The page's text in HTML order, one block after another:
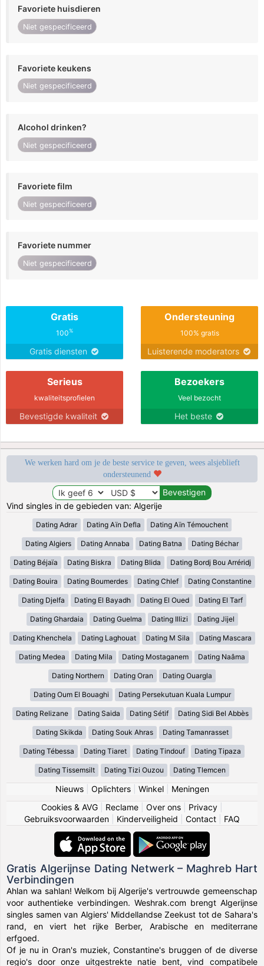
Favoriete huisdieren
Niet gespecificeerd
Favoriete keukens
Niet gespecificeerd
Alcohol drinken?
Niet gespecificeerd
Favoriete film
Niet gespecificeerd
Favoriete nummer
Niet gespecificeerd
Gratis
100%
Gratis diensten
Ondersteuning
100% gratis
Luisterende moderators
Serieus
kwaliteitsprofielen
Bevestigde kwaliteit
Bezoekers
Veel bezocht
Het beste
We werken hard om je de beste service te geven, wees alsjeblieft
ondersteunend
Vind singles in de gebieden van: Algerije
Dating Adrar Dating Aïn Defla Dating Aïn Témouchent
Dating Algiers Dating Annaba Dating Batna Dating Béchar
Dating Béjaïa Dating Biskra Dating Blida Dating Bordj Bou Arréridj
Dating Bouira Dating Boumerdes Dating Chlef Dating Constantine
Dating Djelfa Dating El Bayadh Dating El Oued Dating El Tarf
Dating Ghardaia Dating Guelma Dating Illizi Dating Jijel
Dating Khenchela Dating Laghouat Dating M Sila Dating Mascara
Dating Medea Dating Mila Dating Mostaganem Dating Naâma
Dating Northern Dating Oran Dating Ouargla
Dating Oum El Bouaghi Dating Persekutuan Kuala Lumpur
Dating Relizane Dating Saida Dating Sétif Dating Sidi Bel Abbès
Dating Skikda Dating Souk Ahras Dating Tamanrasset
Dating Tébessa Dating Tiaret Dating Tindouf Dating Tipaza
Dating Tissemsilt Dating Tizi Ouzou Dating Tlemcen
Nieuws| Oplichters| Winkel| Meningen
Cookies & AVG
Reclame Over ons Privacy
Gebruiksvoorwaarden
Kinderveiligheid Contact FAQ
Gratis Algerijnse Dating Netwerk – Maghreb Hart
Verbindingen
Ahlan wa sahlan! Welkom bij Algerije's vertrouwde gemeenschap
voor authentieke verbindingen. Weshrak.com brengt Algerijnse
singles samen van Algiers' Middellandse Zeekust tot de Sahara's
rand, en viert het rijke Berber, Arabische en mediterrane
erfgoed.
Of je nu in Oran's muziek, Constantine's bruggen of de diverse
regio's door onze uitgestrekte natie bent, vind compatibele